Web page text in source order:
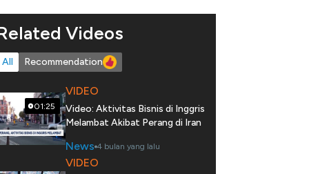
Videos
All Recommendation
01:25
VIDEO
Video: Aktivitas Bisnis di Inggris
Melambat Akibat Perang di Iran
News 4 bulan yang lalu
VIDEO